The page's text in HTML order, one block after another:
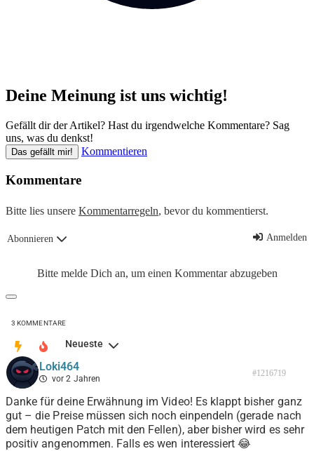
Deine Meinung ist uns wichtig!
Gefällt dir der Artikel? Hast du irgendwelche Kommentare? Sag
uns, was du denkst!
Das gefällt mir! Kommentieren
Kommentare
Bitte lies unsere Kommentarregeln, bevor du kommentierst.
Abonnieren Anmelden
Bitte melde Dich an, um einen Kommentar abzugeben
3 KOMMENTARE
Neueste
Loki464
vor 2 Jahren
#1216719
Danke für deine Erwähnung im Video! Es klappt bisher ganz
gut – die Preise müssen sich noch einpendeln (gerade nach
dem heutigen Patch mit den Fellen), aber bisher wird es sehr
positiv angenommen. Falls es wen interessiert 😂